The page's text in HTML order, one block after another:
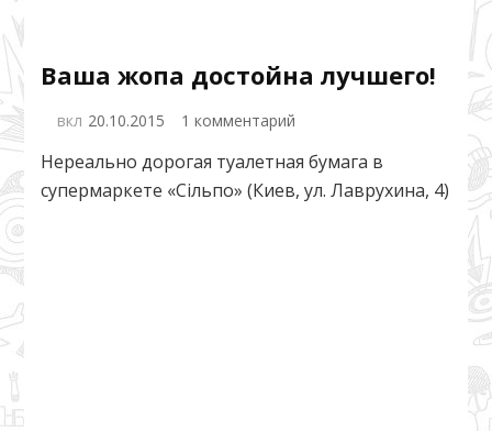
Ваша жопа достойна лучшего!
вкл 20.10.2015 1 комментарий
Ваша
жопа
Нереально дорогая туалетная бумага в
супермаркете «Сільпо» (Киев, ул. Лаврухина, 4)